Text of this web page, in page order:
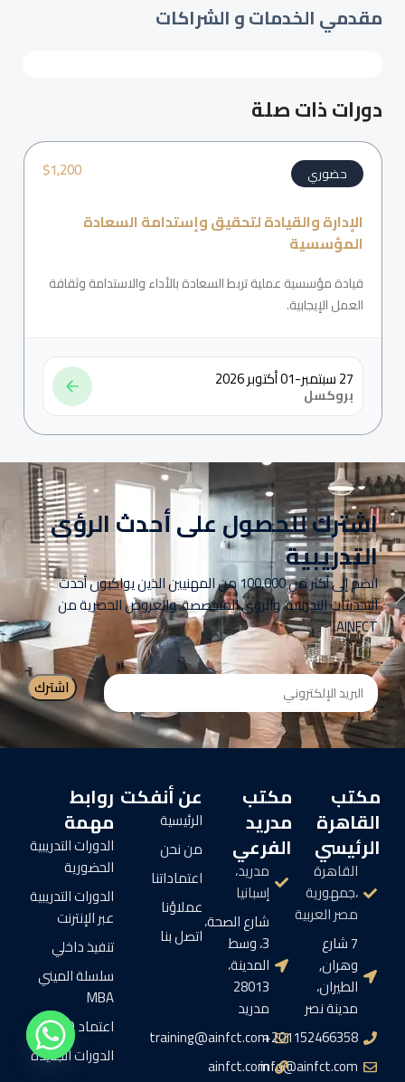
مقدمي الخدمات و الشراكات
دورات ذات صلة
$1,200 حضوري
الإدارة والقيادة لتحقيق وإستدامة السعادة
المؤسسية
قيادة مؤسسية عملية تربط السعادة بالأداء والاستدامة وثقافة
العمل الإيجابية.
27 سبتمبر-01 أكتوبر 2026
بروكسل
اشترك للحصول على أحدث الرؤى
التدريبية
انضم إلى أكثر من 100,000 من المهنيين الذين يواكبون أحدث
التحديثات التدريبية، والرؤى المتخصصة، والعروض الحصرية من
AINFCT.
مكتب
القاهرة
الرئيسي
القاهرة
،جمهورية
مصر العربية
7 شارع
وهران,
الطيران،
مدينة نصر
201152466358+
info@ainfct.com
مكتب
مدريد
الفرعي
مدريد،
إسبانيا
شارع الصحة،
3، وسط
المدينة،
28013
مدريد
training@ainfct.com
ainfct.com
عن أنفكت
الرئيسية
من نحن
اعتماداتنا
عملاؤنا
اتصل بنا
روابط
مهمة
الدورات التدريبية
الحضورية
الدورات التدريبية
عبر الإنترنت
تنفيذ داخلي
سلسلة الميني
MBA
اعتماد CPD
الدورات الجديدة